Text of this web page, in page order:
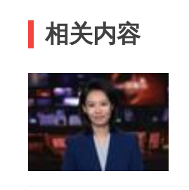
相关内容